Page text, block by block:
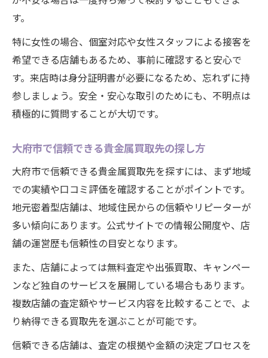
す。
特に女性の場合、個室対応や女性スタッフによる接客を
希望できる店舗もあるため、事前に確認すると安心で
す。来店時は身分証明書が必要になるため、忘れずに持
参しましょう。安全・安心な取引のためにも、不明点は
積極的に質問することが大切です。
大府市で信頼できる貴金属買取先の探し方
大府市で信頼できる貴金属買取先を探すには、まず地域
での実績や口コミ評価を確認することがポイントです。
地元密着型店舗は、地域住民からの信頼やリピーターが
多い傾向にあります。公式サイトでの情報公開度や、店
舗の運営歴も信頼性の目安となります。
また、店舗によっては無料査定や出張買取、キャンペー
ンなど独自のサービスを展開している場合もあります。
複数店舗の査定額やサービス内容を比較することで、よ
り納得できる買取先を選ぶことが可能です。
信頼できる店舗は、査定の根拠や金額の決定プロセスを